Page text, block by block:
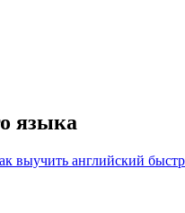
языка